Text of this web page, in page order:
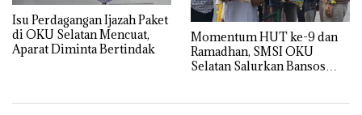
Isu Perdagangan Ijazah Paket
di OKU Selatan Mencuat,
Aparat Diminta Bertindak
Momentum HUT ke-9 dan
Ramadhan, SMSI OKU
Selatan Salurkan Bansos